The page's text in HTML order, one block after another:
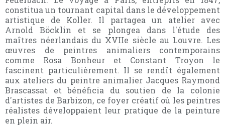
constitua un tournant capital dans le développement
artistique de Koller. Il partagea un atelier avec
Arnold Böcklin et se plongea dans l'étude des
maîtres néerlandais du XVIIe siècle au Louvre. Les
œuvres de peintres animaliers contemporains
comme Rosa Bonheur et Constant Troyon le
fascinent particulièrement. Il se rendît également
aux ateliers du peintre animalier Jacques Raymond
Brascassat et bénéficia du soutien de la colonie
d'artistes de Barbizon, ce foyer créatif où les peintres
réalistes développaient leur pratique de la peinture
en plein air.